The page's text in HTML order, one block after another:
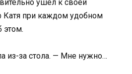
ушёл к своей
Катя при каждом удобном
этом.
из-за стола. — Мне нужно…